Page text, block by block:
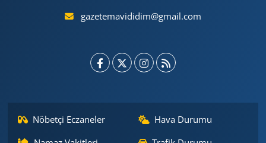
gazetemavididim@gmail.com
Nöbetçi Eczaneler
Hava Durumu